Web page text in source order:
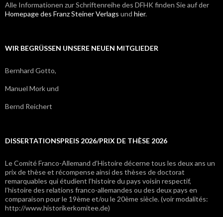
Alle Informationen zur Schriftenreihe des DFHK finden Sie auf der
Homepage des Franz Steiner Verlags und hier.
WIR BEGRÜSSEN UNSERE NEUEN MITGLIEDER
Bernhard Gotto,
Manuel Mork und
Bernd Reichert
DISSERTATIONSPREIS 2026/PRIX DE THÈSE 2026
Le Comité Franco-Allemand d’Histoire décerne tous les deux ans un
prix de thèse et récompense ainsi des thèses de doctorat
remarquables qui étudient l’histoire du pays voisin respectif,
l’histoire des relations franco-allemandes ou des deux pays en
comparaison pour le 19ème et/ou le 20ème siècle. (voir modalités:
http://www.historikerkomitee.de)